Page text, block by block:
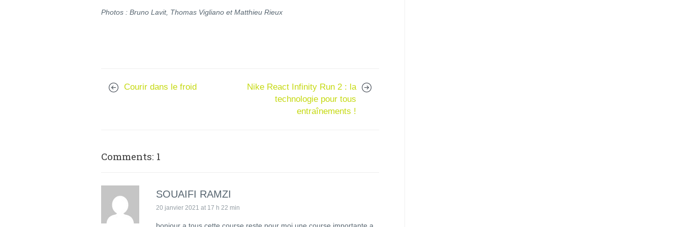
Photos : Bruno Lavit, Thomas Vigliano et Matthieu Rieux
Courir dans le froid
Nike React Infinity Run 2 : la
technologie pour tous
entraînements !
Comments: 1
SOUAIFI RAMZI
20 janvier 2021 at 17 h 22 min